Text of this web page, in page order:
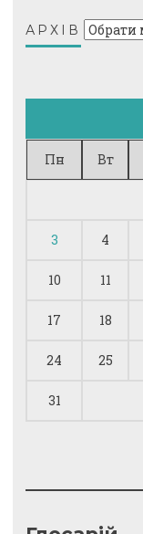
АРХІВ Архів
Пн Вт
3 4
10 11
17 18
24 25
31